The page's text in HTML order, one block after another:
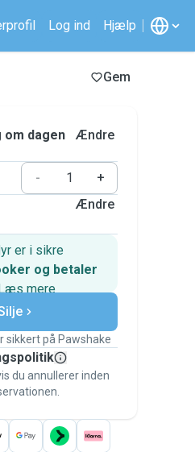
Log ind Hjælp
Gem
om dagen Ændre
-
+
Ændre
er i sikre
og betaler
mere
planerne ændrer
– fra den første
for at være dækket
.
sikkert på Pawshake
du annullerer inden